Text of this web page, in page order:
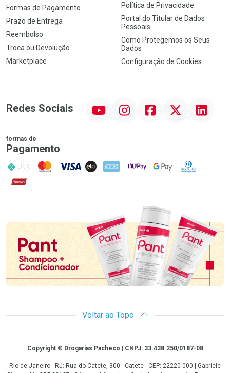
Formas de Pagamento
Prazo de Entrega
Reembolso
Troca ou Devolução
Marketplace
Política de Privacidade
Portal do Titular de Dados
Pessoais
Como Protegemos os Seus
Dados
Configuração de Cookies
Redes Sociais InstagramFacebook Linkedin
formas de
Pagamento
PIX MasterCard
VISA ELO AMEX NuPay Google PayDiners Club
Hipercard
Promoção em Destaque
Voltar ao Topo
CopyrightCopyright © Drogarias Pacheco | CNPJ: 33.438.250/0187-08
Rio de Janeiro - RJ: Rua do Catete, 300 - Catete - CEP: 22220-000 | Gabriele